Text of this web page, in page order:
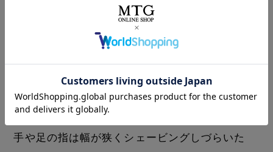
手は意外と人の目につきやすく、手や足の指毛は
毛深い印象を与えます。
手や足の指は幅が狭くシェービングしづらいた